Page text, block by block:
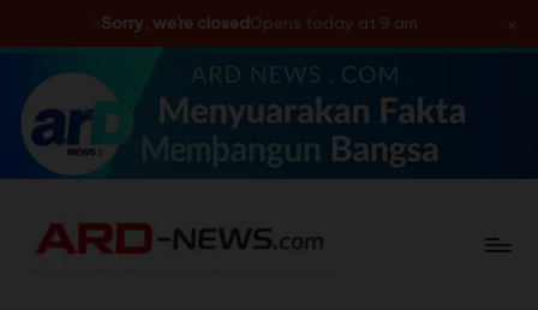
Sorry, we're closedOpens today at 9 am ×
Skip
content